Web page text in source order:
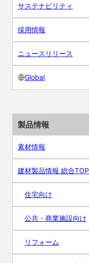
サステナビリティ
採用情報
ニュースリリース
Global
製品情報
素材情報
建材製品情報 総合TOP
住宅向け
公共・商業施設向け
リフォーム